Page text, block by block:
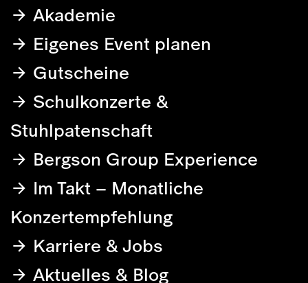
Akademie
Eigenes Event planen
Gutscheine
Schulkonzerte &
Stuhlpatenschaft
Bergson Group Experience
Im Takt – Monatliche
Konzertempfehlung
Karriere & Jobs
Aktuelles & Blog